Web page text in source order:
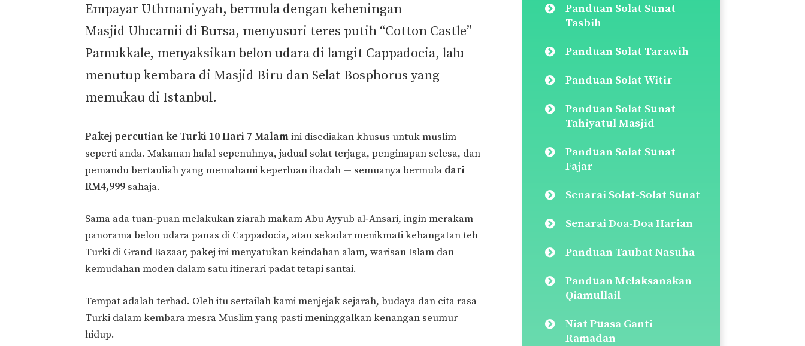
Empayar Uthmaniyyah, bermula dengan keheningan
Masjid Ulucamii di Bursa, menyusuri teres putih “Cotton Castle”
Pamukkale, menyaksikan belon udara di langit Cappadocia, lalu
menutup kembara di Masjid Biru dan Selat Bosphorus yang
memukau di Istanbul.
Pakej percutian ke Turki 10 Hari 7 Malamini disediakan khusus untuk muslim
seperti anda. Makanan halal sepenuhnya, jadual solat terjaga, penginapan selesa, dan
pemandu bertauliah yang memahami keperluan ibadah — semuanya bermula dari
RM4,999 sahaja.
Sama ada tuan‑puan melakukan ziarah makam Abu Ayyub al‑Ansari, ingin merakam
panorama belon udara panas di Cappadocia, atau sekadar menikmati kehangatan teh
Turki di Grand Bazaar, pakej ini menyatukan keindahan alam, warisan Islam dan
kemudahan moden dalam satu itinerari padat tetapi santai.
Tempat adalah terhad. Oleh itu sertailah kami menjejak sejarah, budaya dan cita rasa
Turki dalam kembara mesra Muslim yang pasti meninggalkan kenangan seumur
hidup.
Panduan Solat Sunat
Tasbih
Panduan Solat Tarawih
Panduan Solat Witir
Panduan Solat Sunat
Tahiyatul Masjid
Panduan Solat Sunat
Fajar
Senarai Solat-Solat Sunat
Senarai Doa-Doa Harian
Panduan Taubat Nasuha
Panduan Melaksanakan
Qiamullail
Niat Puasa Ganti
Ramadan